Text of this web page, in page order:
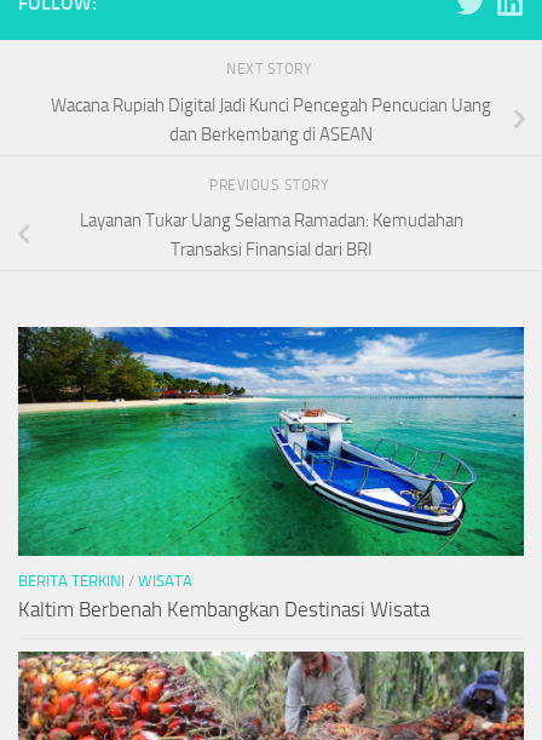
NEXT STORY
Wacana Rupiah Digital Jadi Kunci Pencegah Pencucian Uang
dan Berkembang di ASEAN
PREVIOUS STORY
Layanan Tukar Uang Selama Ramadan: Kemudahan
Transaksi Finansial dari BRI
BERITA TERKINI / WISATA
Kaltim Berbenah Kembangkan Destinasi Wisata